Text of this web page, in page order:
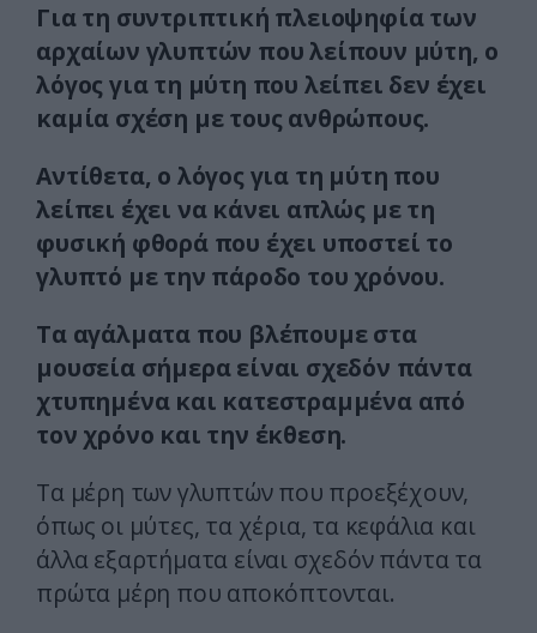
Για τη συντριπτική πλειοψηφία των
αρχαίων γλυπτών που λείπουν μύτη, ο
λόγος για τη μύτη που λείπει δεν έχει
καμία σχέση με τους ανθρώπους.
Αντίθετα, ο λόγος για τη μύτη που
λείπει έχει να κάνει απλώς με τη
φυσική φθορά που έχει υποστεί το
γλυπτό με την πάροδο του χρόνου.
Τα αγάλματα που βλέπουμε στα
μουσεία σήμερα είναι σχεδόν πάντα
χτυπημένα και κατεστραμμένα από
τον χρόνο και την έκθεση.
Τα μέρη των γλυπτών που προεξέχουν,
όπως οι μύτες, τα χέρια, τα κεφάλια και
άλλα εξαρτήματα είναι σχεδόν πάντα τα
πρώτα μέρη που αποκόπτονται.